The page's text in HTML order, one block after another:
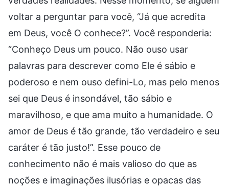
voltar a perguntar para você, “Já que acredita
em Deus, você O conhece?”. Você responderia:
“Conheço Deus um pouco. Não ouso usar
palavras para descrever como Ele é sábio e
poderoso e nem ouso defini-Lo, mas pelo menos
sei que Deus é insondável, tão sábio e
maravilhoso, e que ama muito a humanidade. O
amor de Deus é tão grande, tão verdadeiro e seu
caráter é tão justo!”. Esse pouco de
conhecimento não é mais valioso do que as
noções e imaginações ilusórias e opacas das